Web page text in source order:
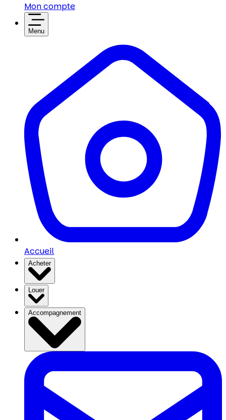
Mon compte
Menu
Accueil
Acheter
Louer
Accompagnement